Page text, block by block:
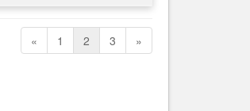
« 1 2 3 »